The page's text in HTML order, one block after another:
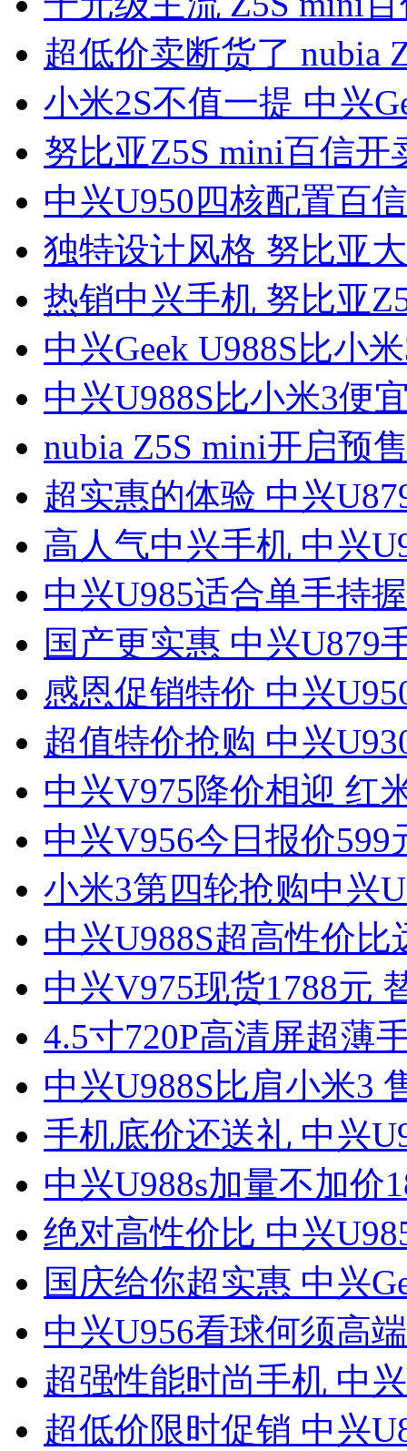
超低价卖断货了 nubia
小米2S不值一提 中兴
努比亚Z5S mini百信开
中兴U950四核配置百
独特设计风格 努比亚
热销中兴手机 努比亚
中兴Geek U988S比小
中兴U988S比小米3便
nubia Z5S mini开启预
超实惠的体验 中兴
高人气中兴手机 中兴
中兴U985适合单手持
国产更实惠 中兴U879
感恩促销特价 中兴
超值特价抢购 中兴
中兴V975降价相迎 红
中兴V956今日报价599
小米3第四轮抢购中兴
中兴U988S超高性价比
中兴V975现货1788元
4.5寸720P高清屏超薄
中兴U988S比肩小米3
手机底价还送礼 中兴
中兴U988s加量不加价
绝对高性价比 中兴
国庆给你超实惠 中兴
中兴U956看球何须高
超强性能时尚手机 中
超低价限时促销 中兴